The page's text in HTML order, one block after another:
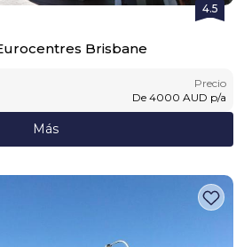
4.5
Brisbane
Precio
De 4000 AUD p/a
Más